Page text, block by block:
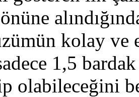
kolay
1,5
olabileceğini